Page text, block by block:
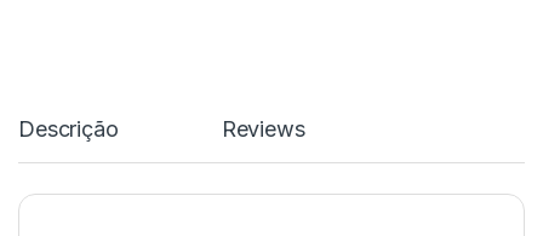
Descrição Reviews